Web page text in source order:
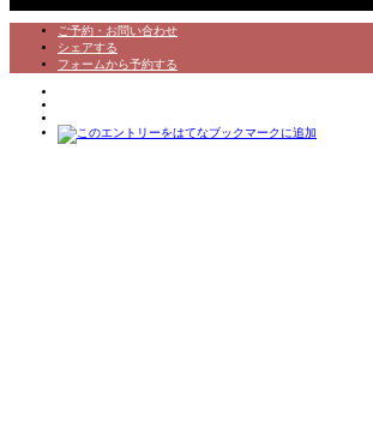
ご予約・お問い合わせ
シェアする
フォームから予約する